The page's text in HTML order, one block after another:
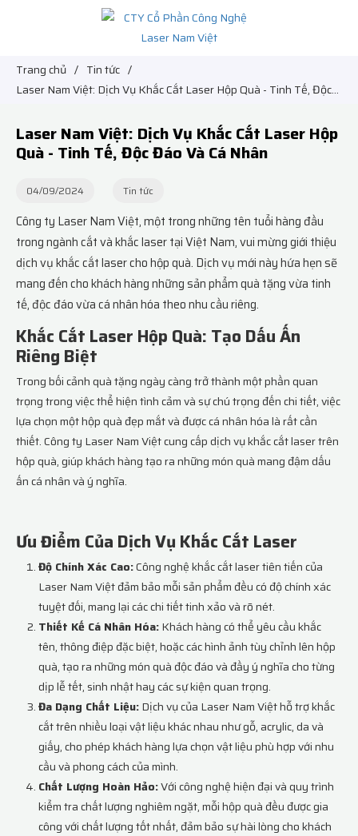
Trang chủ / Tin tức /
Laser Nam Việt: Dịch Vụ Khắc Cắt Laser Hộp Quà - Tinh Tế, Độc
Laser Nam Việt: Dịch Vụ Khắc Cắt Laser Hộp
Quà - Tinh Tế, Độc Đáo Và Cá Nhân
04/09/2024 Tin tức
Công ty Laser Nam Việt, một trong những tên tuổi hàng đầu
trong ngành cắt và khắc laser tại Việt Nam, vui mừng giới thiệu
dịch vụ khắc cắt laser cho hộp quà. Dịch vụ mới này hứa hẹn sẽ
mang đến cho khách hàng những sản phẩm quà tặng vừa tinh
tế, độc đáo vừa cá nhân hóa theo nhu cầu riêng.
Khắc Cắt Laser Hộp Quà: Tạo Dấu Ấn
Riêng Biệt
Trong bối cảnh quà tặng ngày càng trở thành một phần quan
trọng trong việc thể hiện tình cảm và sự chú trọng đến chi tiết, việc
lựa chọn một hộp quà đẹp mắt và được cá nhân hóa là rất cần
thiết. Công ty Laser Nam Việt cung cấp dịch vụ khắc cắt laser trên
hộp quà, giúp khách hàng tạo ra những món quà mang đậm dấu
ấn cá nhân và ý nghĩa.
Ưu Điểm Của Dịch Vụ Khắc Cắt Laser
Độ Chính Xác Cao:Công nghệ khắc cắt laser tiên tiến của
Laser Nam Việt đảm bảo mỗi sản phẩm đều có độ chính xác
tuyệt đối, mang lại các chi tiết tinh xảo và rõ nét.
Thiết Kế Cá Nhân Hóa:Khách hàng có thể yêu cầu khắc
tên, thông điệp đặc biệt, hoặc các hình ảnh tùy chỉnh lên hộp
quà, tạo ra những món quà độc đáo và đầy ý nghĩa cho từng
dịp lễ tết, sinh nhật hay các sự kiện quan trọng.
Đa Dạng Chất Liệu:Dịch vụ của Laser Nam Việt hỗ trợ khắc
cắt trên nhiều loại vật liệu khác nhau như gỗ, acrylic, da và
giấy, cho phép khách hàng lựa chọn vật liệu phù hợp với nhu
cầu và phong cách của mình.
Chất Lượng Hoàn Hảo:Với công nghệ hiện đại và quy trình
kiểm tra chất lượng nghiêm ngặt, mỗi hộp quà đều được gia
công với chất lượng tốt nhất, đảm bảo sự hài lòng cho khách